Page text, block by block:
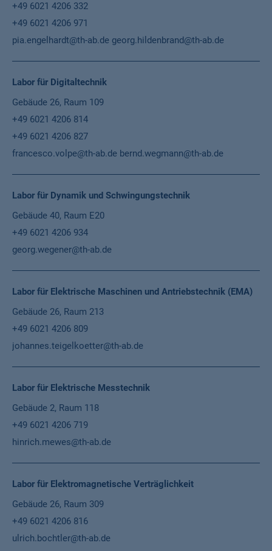
+49 6021 4206 332
+49 6021 4206 971
pia.engelhardt@th-ab.de georg.hildenbrand@th-ab.de
Labor für Digitaltechnik
Gebäude 26, Raum 109
+49 6021 4206 814
+49 6021 4206 827
francesco.volpe@th-ab.de bernd.wegmann@th-ab.de
Labor für Dynamik und Schwingungstechnik
Gebäude 40, Raum E20
+49 6021 4206 934
georg.wegener@th-ab.de
Labor für Elektrische Maschinen und Antriebstechnik (EMA)
Gebäude 26, Raum 213
+49 6021 4206 809
johannes.teigelkoetter@th-ab.de
Labor für Elektrische Messtechnik
Gebäude 2, Raum 118
+49 6021 4206 719
hinrich.mewes@th-ab.de
Labor für Elektromagnetische Verträglichkeit
Gebäude 26, Raum 309
+49 6021 4206 816
ulrich.bochtler@th-ab.de